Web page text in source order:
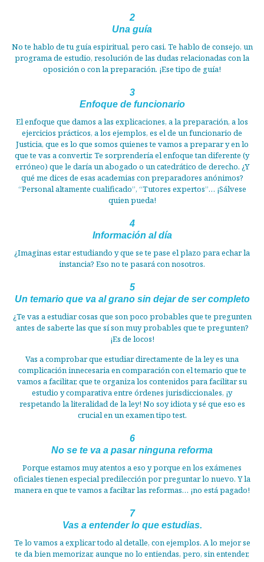
2
Una guía
No te hablo de tu guía espiritual, pero casi. Te hablo de consejo, un
programa de estudio, resolución de las dudas relacionadas con la
oposición o con la preparación. ¡Ese tipo de guía!
3
Enfoque de funcionario
El enfoque que damos a las explicaciones, a la preparación, a los
ejercicios prácticos, a los ejemplos, es el de un funcionario de
Justicia, que es lo que somos quienes te vamos a preparar y en lo
que te vas a convertir. Te sorprendería el enfoque tan diferente (y
erróneo) que le daría un abogado o un catedrático de derecho. ¿Y
qué me dices de esas academias con preparadores anónimos?
“Personal altamente cualificado”, “Tutores expertos”… ¡Sálvese
quien pueda!
4
Información al día
¿Imaginas estar estudiando y que se te pase el plazo para echar la
instancia? Eso no te pasará con nosotros.
5
Un temario que va al grano sin dejar de ser completo
¿Te vas a estudiar cosas que son poco probables que te pregunten
antes de saberte las que sí son muy probables que te pregunten?
¡Es de locos!
Vas a comprobar que estudiar directamente de la ley es una
complicación innecesaria en comparación con el temario que te
vamos a facilitar, que te organiza los contenidos para facilitar su
estudio y comparativa entre órdenes jurisdiccionales, ¡y
respetando la literalidad de la ley! No soy idiota y sé que eso es
crucial en un examen tipo test.
6
No se te va a pasar ninguna reforma
Porque estamos muy atentos a eso y porque en los exámenes
oficiales tienen especial predilección por preguntar lo nuevo. Y la
manera en que te vamos a faciltar las reformas… ¡no está pagado!
7
Vas a entender lo que estudias.
Te lo vamos a explicar todo al detalle, con ejemplos. A lo mejor se
te da bien memorizar, aunque no lo entiendas, pero, sin entender,